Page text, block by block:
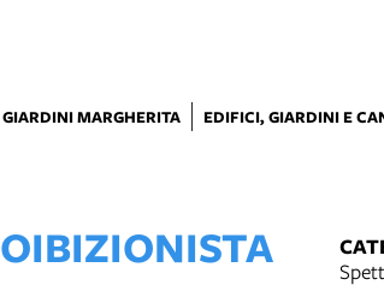
MARGHERITA EDIFICI, GIARDINI E